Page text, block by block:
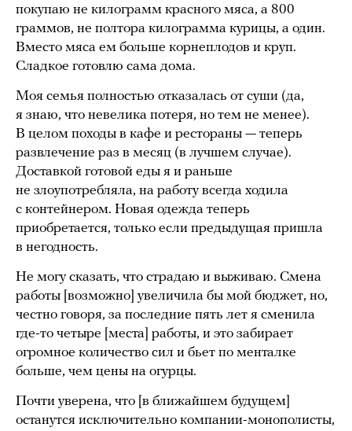
покупаю не килограмм красного мяса, а 800
граммов, не полтора килограмма курицы, а один.
Вместо мяса ем больше корнеплодов и круп.
Сладкое готовлю сама дома.
Моя семья полностью отказалась от суши (да,
я знаю, что невелика потеря, но тем не менее).
В целом походы в кафе и рестораны — теперь
развлечение раз в месяц (в лучшем случае).
Доставкой готовой еды я и раньше
не злоупотребляла, на работу всегда ходила
с контейнером. Новая одежда теперь
приобретается, только если предыдущая пришла
в негодность.
Не могу сказать, что страдаю и выживаю. Смена
работы [возможно] увеличила бы мой бюджет, но,
честно говоря, за последние пять лет я сменила
где-то четыре [места] работы, и это забирает
огромное количество сил и бьет по менталке
больше, чем цены на огурцы.
Почти уверена, что [в ближайшем будущем]
останутся исключительно компании-монополисты,